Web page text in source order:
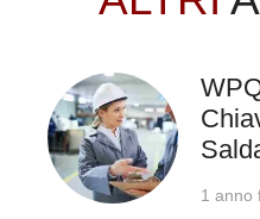
1 anno